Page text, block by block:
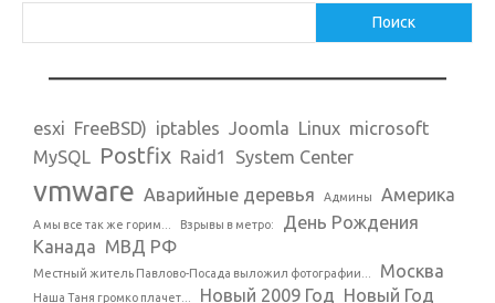
Поиск
esxi FreeBSD) iptables Joomla Linux microsoft
MySQL Postfix Raid1 System Center
vmware Аварийные деревья Админы Америка
А мы все так же горим... Взрывы в метро:
День Рождения
Канада МВД РФ
Местный житель Павлово-Посада выложил фотографии... Москва
Наша Таня громко плачет... Новый 2009 Год Новый Год